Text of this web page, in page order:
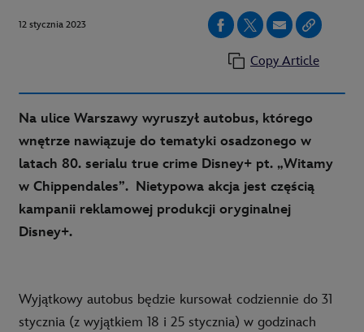
12 stycznia 2023
Copy Article
Na ulice Warszawy wyruszył autobus, którego
wnętrze nawiązuje do tematyki osadzonego w
latach 80. serialu true crime Disney+ pt. „Witamy
w Chippendales”. Nietypowa akcja jest częścią
kampanii reklamowej produkcji oryginalnej
Disney+.
Wyjątkowy autobus będzie kursował codziennie do 31
stycznia (z wyjątkiem 18 i 25 stycznia) w godzinach